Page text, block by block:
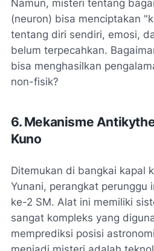
Namun, misteri tentang
(neuron) bisa menciptakan
tentang diri sendiri, emosi,
belum terpecahkan.
bisa menghasilkan
non-fisik?
6. Mekanisme
Kuno
Ditemukan di bangkai kapal
Yunani, perangkat perunggu
ke-2 SM. Alat ini memiliki
sangat kompleks yang
memprediksi posisi